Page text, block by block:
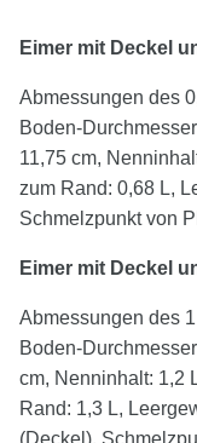
Eimer mit Deckel
Abmessungen des
Boden-
11,75 cm,
zum Rand: 0,68 L,
Schmelzpunkt
Eimer mit Deckel
Abmessungen des
Boden-
cm, Nenninhalt: 1,2
Rand: 1,3 L,